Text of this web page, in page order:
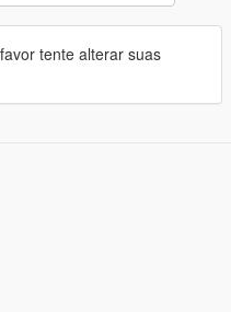
tente alterar suas